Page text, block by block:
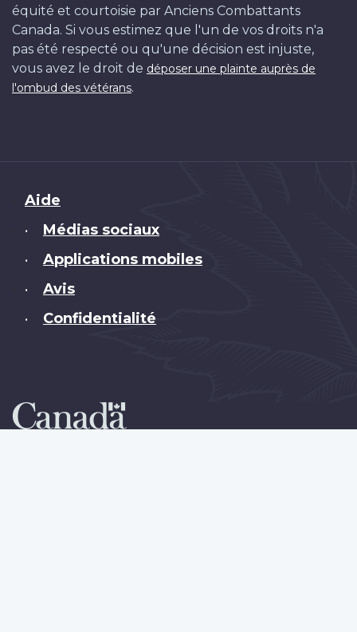
équité et courtoisie par Anciens Combattants
Canada. Si vous estimez que l'un de vos droits n'a
pas été respecté ou qu'une décision est injuste,
vous avez le droit de déposer une plainte auprès de
l'ombud des vétérans.
Brand
Aide
• Médias sociaux
• Applications mobiles
• Avis
• Confidentialité